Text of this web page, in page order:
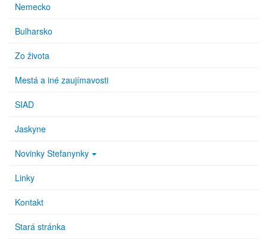
Nemecko
Bulharsko
Zo života
Mestá a iné zaujímavosti
SIAD
Jaskyne
Novinky Stefanynky
Linky
Kontakt
Stará stránka